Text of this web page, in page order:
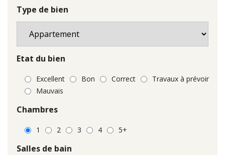
Type de bien
Etat du bien
Excellent Bon Correct
Travaux à prévoir
Mauvais
Chambres
1 2 3 4 5+
Salles de bain